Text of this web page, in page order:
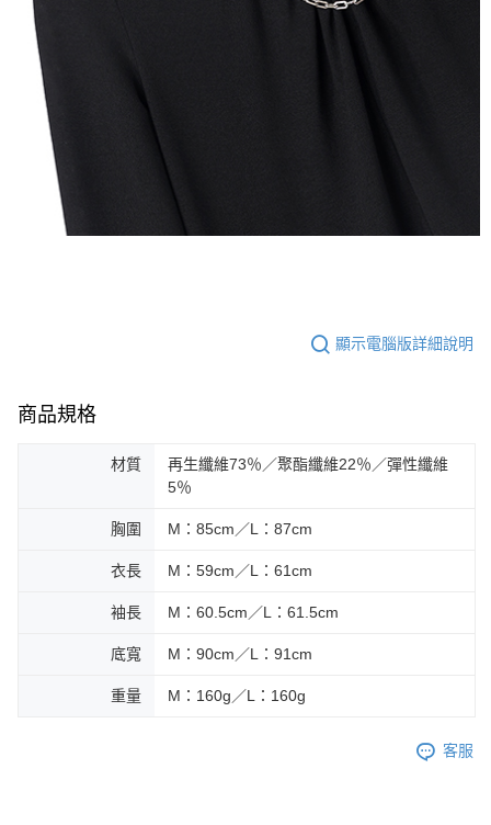
顯示電腦版詳細說明
商品規格
材質
再生纖維73％／聚酯纖維22％／彈性纖維
5％
胸圍 M：85cm／L：87cm
衣長 M：59cm／L：61cm
袖長 M：60.5cm／L：61.5cm
底寬 M：90cm／L：91cm
重量 M：160g／L：160g
客服